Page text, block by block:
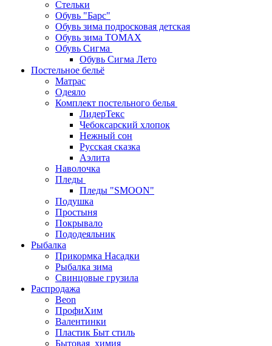
Стельки
Обувь "Барс"
Обувь зима подросковая детская
Обувь зима ТОМАХ
Обувь Сигма
Обувь Сигма Лето
Постельное бельё
Матрас
Одеяло
Комплект постельного белья
ЛидерТекс
Чебоксарский хлопок
Нежный сон
Русская сказка
Аэлита
Наволочка
Пледы
Пледы "SMOON"
Подушка
Простыня
Покрывало
Пододеяльник
Рыбалка
Прикормка Насадки
Рыбалка зима
Свинцовые грузила
Распродажа
Beon
ПрофиХим
Валентинки
Пластик Быт стиль
Бытовая_химия